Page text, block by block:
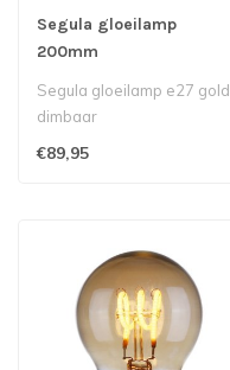
Segula gloeilamp
200mm
Segula gloeilamp e27 gold
dimbaar
€89,95